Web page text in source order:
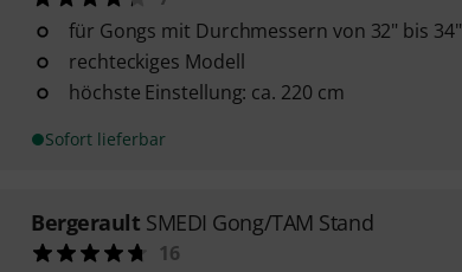
für Gongs mit Durchmessern von 32" bis 34"
rechteckiges Modell
höchste Einstellung: ca. 220 cm
Sofort lieferbar
Bergerault SMEDI Gong/TAM Stand
16